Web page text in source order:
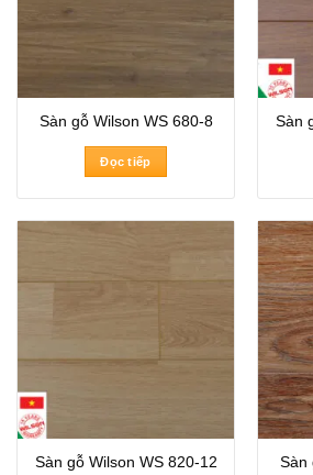
Sàn gỗ Wilson WS 680-8
Đọc tiếp
Sàn
Sàn gỗ Wilson WS 820-12 Sàn